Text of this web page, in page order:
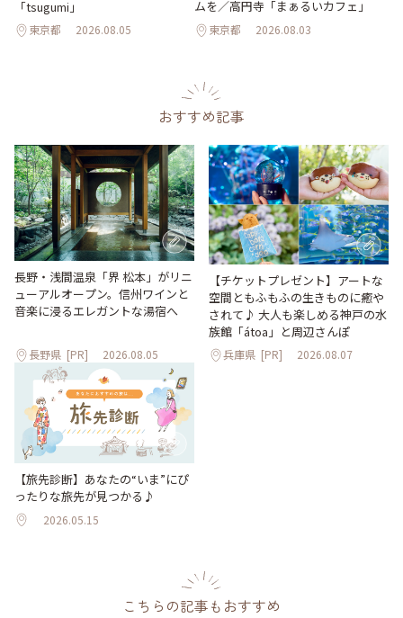
「tsugumi」
東京都 2026.08.05
ムを／高円寺「まぁるいカフェ」
東京都 2026.08.03
おすすめ記事
長野・浅間温泉「界 松本」がリニ
ューアルオープン。信州ワインと
音楽に浸るエレガントな湯宿へ
長野県 [PR] 2026.08.05
【チケットプレゼント】アートな
空間ともふもふの生きものに癒や
されて♪ 大人も楽しめる神戸の水
族館「átoa」と周辺さんぽ
兵庫県 [PR] 2026.08.07
【旅先診断】あなたの“いま”にぴ
ったりな旅先が見つかる♪
2026.05.15
こちらの記事もおすすめ